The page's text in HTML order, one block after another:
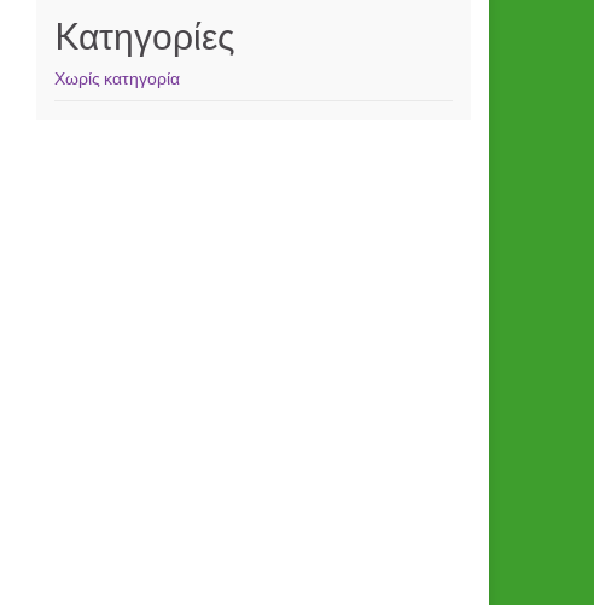
Kατηγορίες
Χωρίς κατηγορία